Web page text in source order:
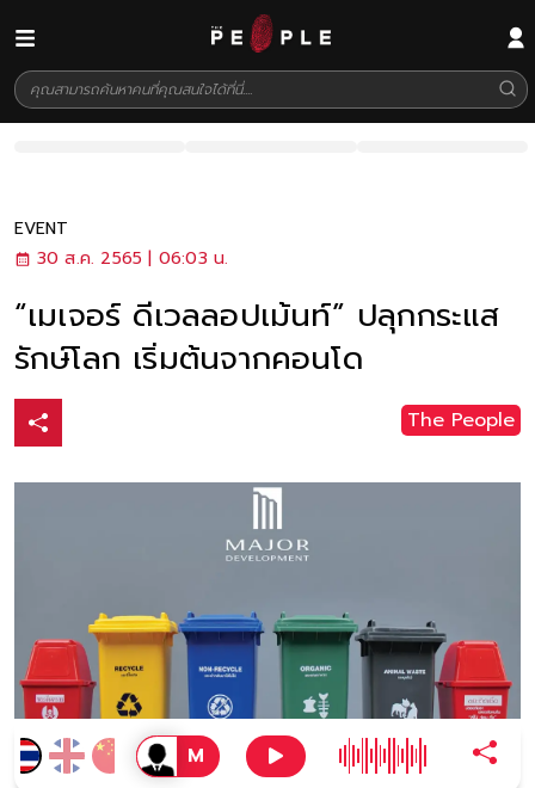
EVENT
30 ส.ค. 2565 | 06:03 น.
“เมเจอร์ ดีเวลลอปเม้นท์” ปลุกกระแส
รักษ์โลก เริ่มต้นจากคอนโด
The People